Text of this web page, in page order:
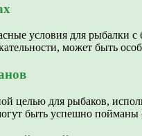
условия для рыбалки
может быть
целью для рыбаков,
быть успешно